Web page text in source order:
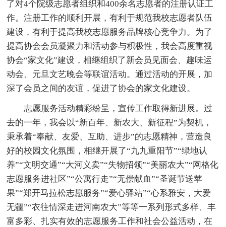
了对4个院级志愿者组织和400余名志愿者的注册认证工
作。注册工作的顺利开展，有利于规范我校志愿者队伍
建设，有利于提高我校志愿服务品牌核心竞争力。为了
提高协会会员凝聚力和活动参与积极性，我会高度重视
协会“家文化”建设，相继组织了新会员见面会、趣味运
动会、元旦文艺晚会等联谊活动。通过活动的开展，加
深了会员之间的友谊，促进了协会的家文化建设。
志愿服务活动精彩纷呈，宣传工作取得新进展。过
去的一年，我会以“新百年、新农大、新征程”为契机，
秉承着“奉献、友爱、互助、进步”的志愿精神，营造良
好的校园文化氛围，相继开展了“九九重阳节”“绿地认
养”“文明交通”“大河义卖”“失物招领”“美丽农大”“网格化
志愿服务进社区”“公寓行走”“无偿献血”“圣诞节送苹
果”“郑开马拉松志愿服务”“爱心驿站”“心系雅安，大爱
无疆”“衣往情深走进河南农大”等等一系列形式多样、丰
富多彩、扎实有效的志愿服务工作和社会公益活动，在